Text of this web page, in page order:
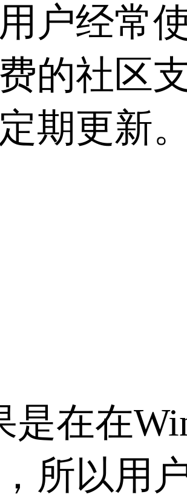
户经常
的社区
期更新
是在在
所以用